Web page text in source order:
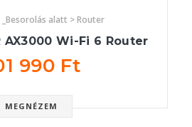
alatt > Router
AX3000 Wi-Fi 6 Router
990 Ft
MEGNÉZEM